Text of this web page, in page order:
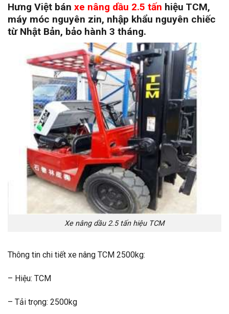
Hưng Việt bán xe nâng dầu 2.5 tấn hiệu TCM,
máy móc nguyên zin, nhập khẩu nguyên chiếc
từ Nhật Bản, bảo hành 3 tháng.
Xe nâng dầu 2.5 tấn hiệu TCM
Thông tin chi tiết xe nâng TCM 2500kg:
– Hiệu: TCM
– Tải trọng: 2500kg